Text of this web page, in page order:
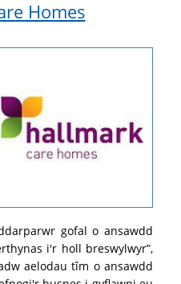
Homes
gofal o ansawdd
i'r holl breswylwyr”,
aelodau tîm o ansawdd